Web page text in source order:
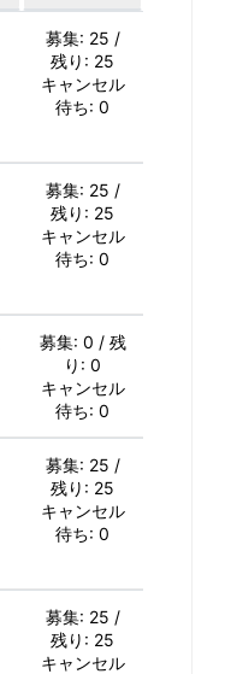
募集: 25 /
残り: 25
キャンセル
待ち: 0
募集: 25 /
残り: 25
キャンセル
待ち: 0
募集: 0 / 残
り: 0
キャンセル
待ち: 0
募集: 25 /
残り: 25
キャンセル
待ち: 0
募集: 25 /
残り: 25
キャンセル